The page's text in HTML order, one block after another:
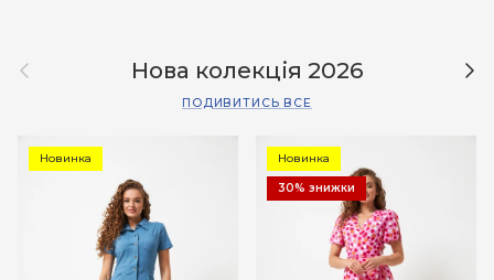
Назад Нова колекція 2026
ПОДИВИТИСЬ ВСЕ
Новинка Новинка
30% знижки